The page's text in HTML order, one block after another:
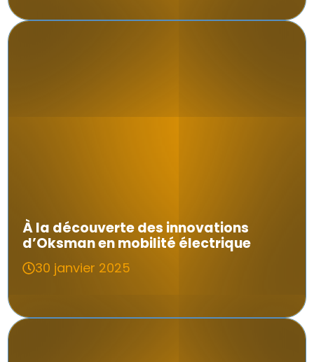
À la découverte des innovations
d’Oksman en mobilité électrique
30 janvier 2025